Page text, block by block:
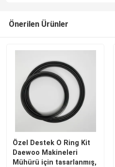
Önerilen Ürünler
Özel Destek O Ring Kit
Daewoo Makineleri
Mühürü için tasarlanmış,